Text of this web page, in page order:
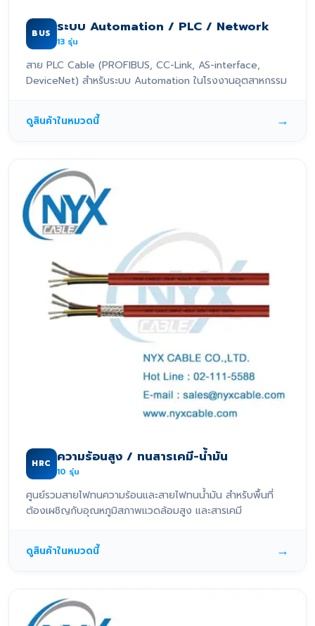
BUS ระบบ Automation / PLC / Network
13 รุ่น
สาย PLC Cable (PROFIBUS, CC-Link, AS-interface,
DeviceNet) สำหรับระบบ Automation ในโรงงานอุตสาหกรรม
ดูสินค้าในหมวดนี้ →
HRC ความร้อนสูง / ทนสารเคมี-น้ำมัน
10 รุ่น
ศูนย์รวมสายไฟทนความร้อนและสายไฟทนน้ำมัน สำหรับพื้นที่
ต้องเผชิญกับอุณหภูมิสภาพแวดล้อมสูง และสารเคมี
ดูสินค้าในหมวดนี้ →